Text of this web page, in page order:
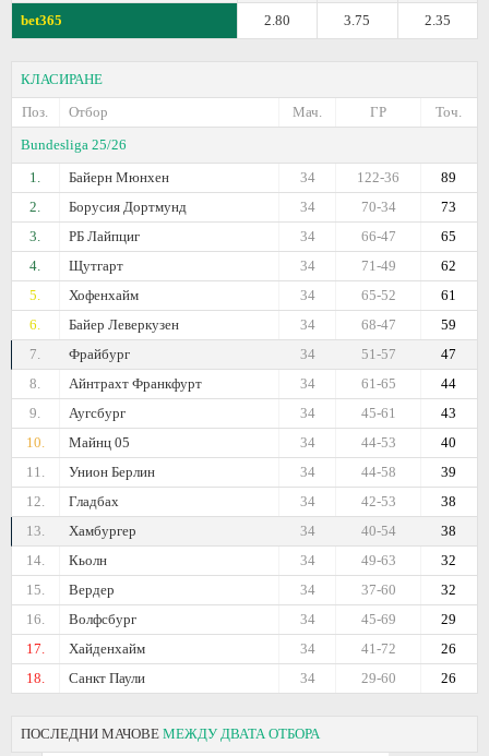
bet365 2.35
3.75
2.80
КЛАСИРАНЕ
Поз.
Отбор Точ.
ГР
Мач.
Bundesliga 25/26
1.
Байерн Мюнхен 89
122-36
34
2.
Борусия Дортмунд 73
70-34
34
3.
РБ Лайпциг 65
66-47
34
4.
Щутгарт 62
71-49
34
5.
Хофенхайм 61
65-52
34
6.
Байер Леверкузен 59
68-47
34
7.
Фрайбург 47
51-57
34
8.
Айнтрахт Франкфурт 44
61-65
34
9.
Аугсбург 43
45-61
34
10.
Майнц 05 40
44-53
34
11.
Унион Берлин 39
44-58
34
12.
Гладбах 38
42-53
34
13.
Хамбургер 38
40-54
34
14.
Кьолн 32
49-63
34
15.
Вердер 32
37-60
34
16.
Волфсбург 29
45-69
34
17.
Хайденхайм 26
41-72
34
18.
Санкт Паули 26
29-60
34
ПОСЛЕДНИ МАЧОВЕ МЕЖДУ ДВАТА ОТБОРА